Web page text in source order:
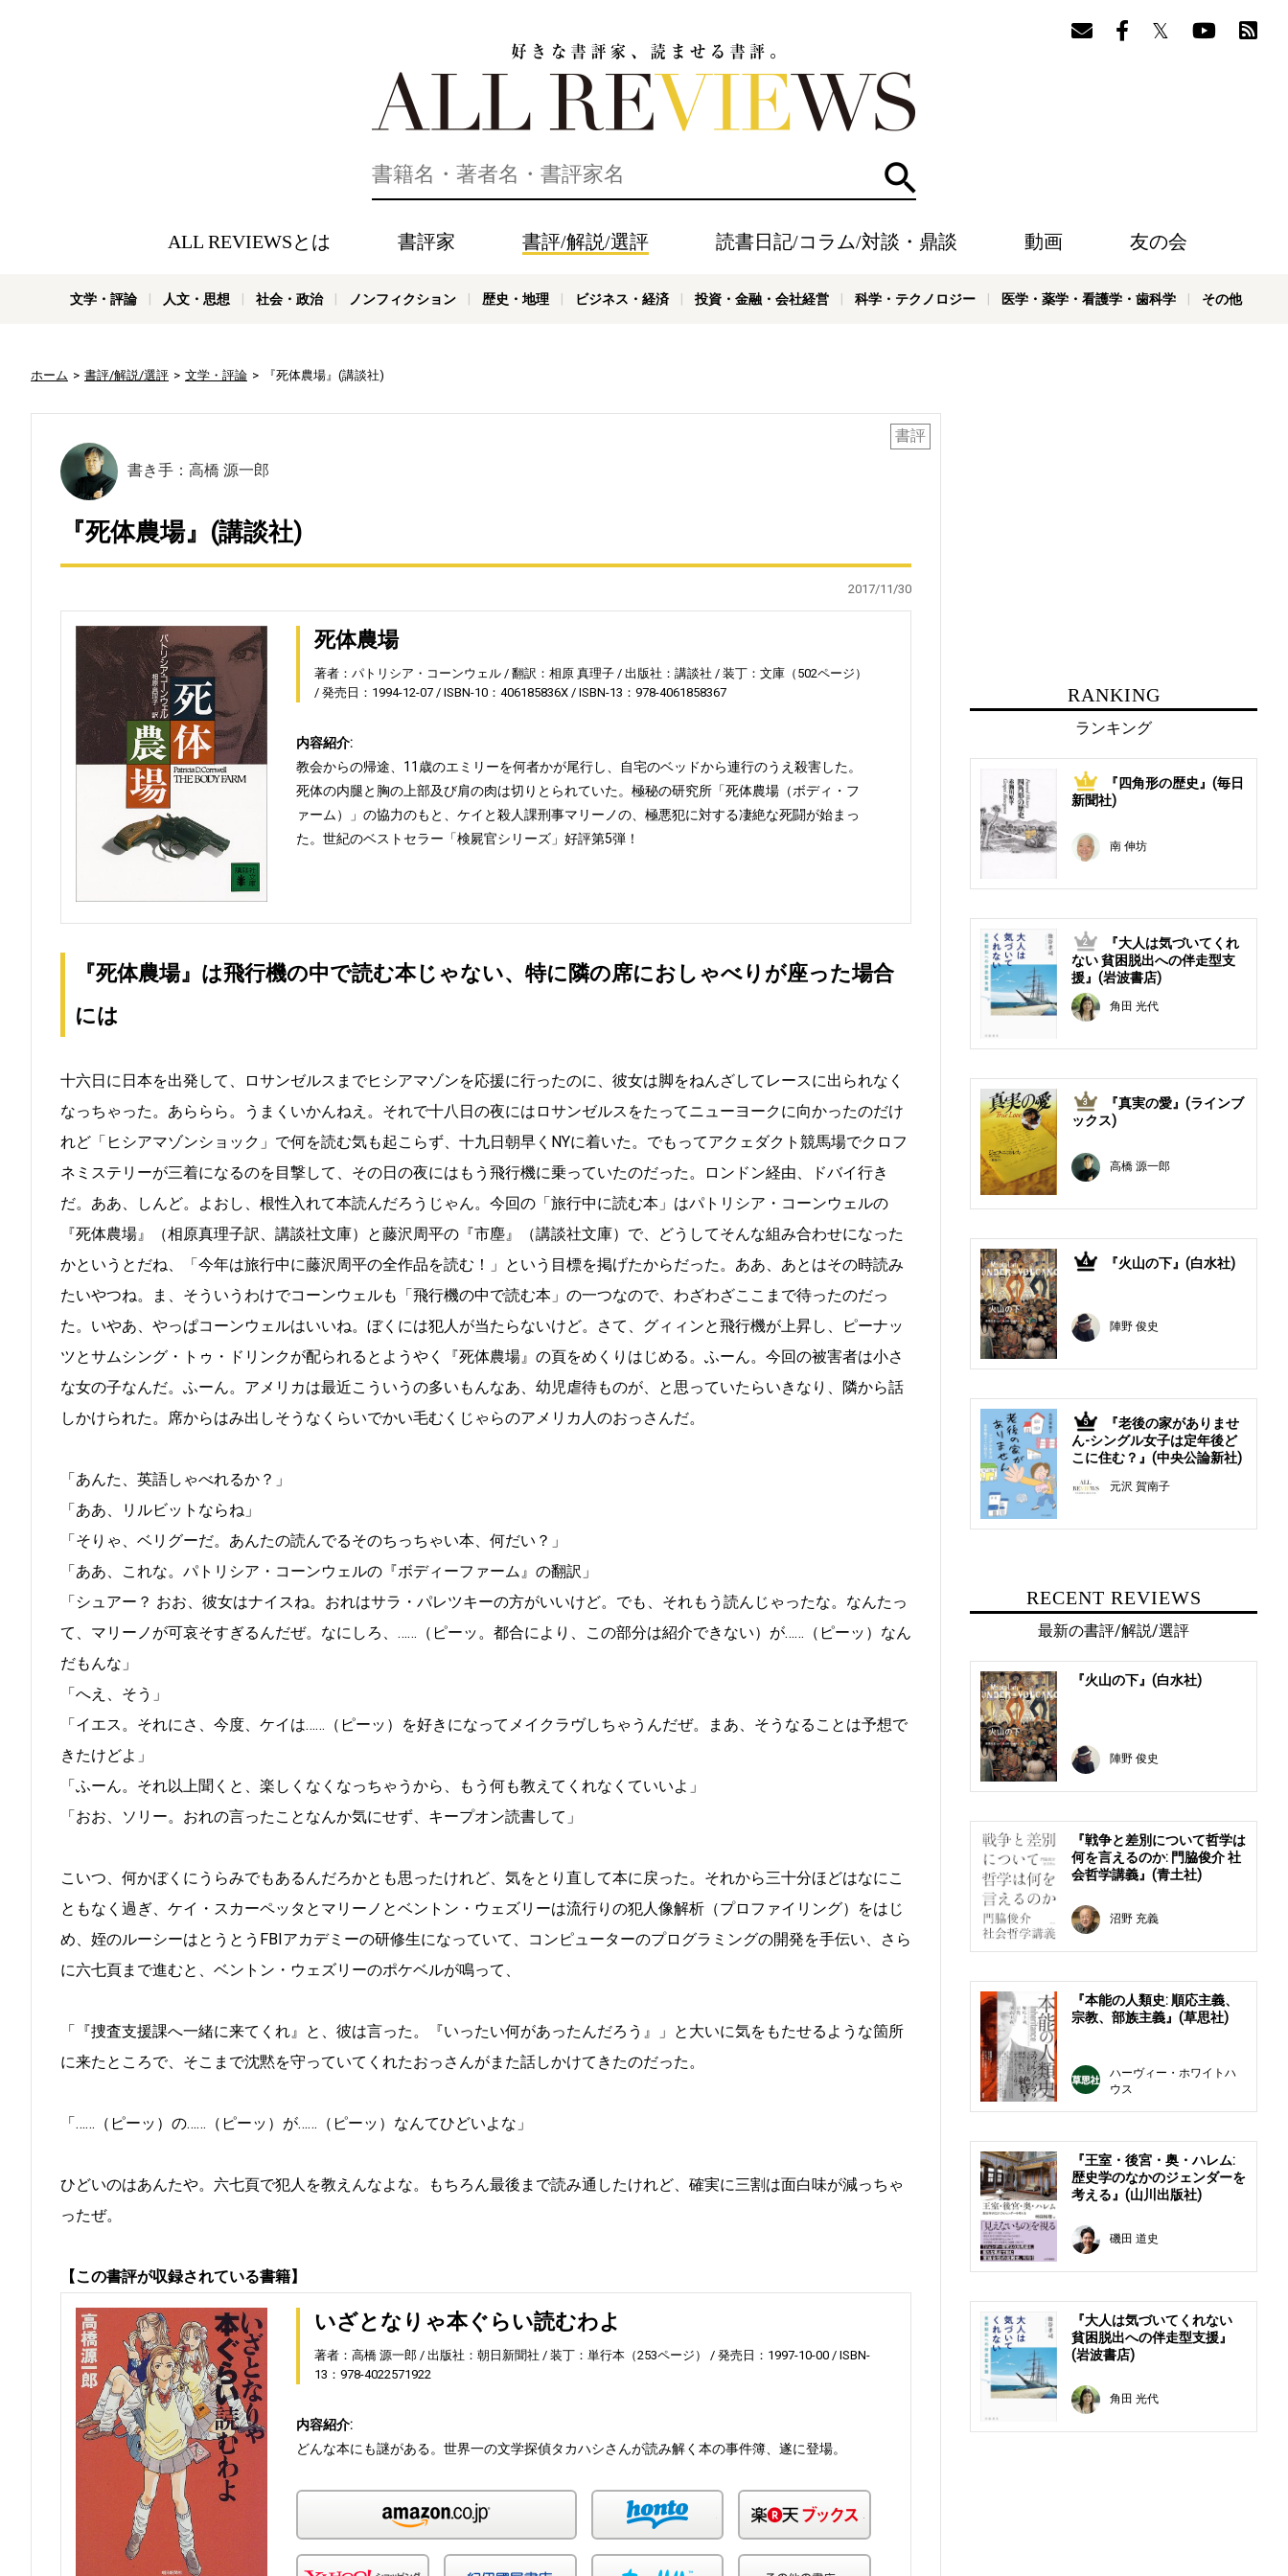
検索
ALL REVIEWSとは 書評家 書評/解説/選評 読書日記/コラム/対談・鼎談 動画 友の会
文学・評論 人文・思想 社会・政治 ノンフィクション 歴史・地理 ビジネス・経済 投資・金融・会社経営 科学・テクノロジー 医学・薬学・看護学・歯科学 その他
ホーム 書評/解説/選評 文学・評論 『死体農場』(講談社)
書評
書き手：高橋 源一郎
『死体農場』(講談社)
2017/11/30
死体農場
著者：パトリシア・コーンウェル 翻訳：相原 真理子 出版社：講談社
装丁：文庫（502ページ）
発売日：1994-12-07
ISBN-10：406185836X ISBN-13：978-4061858367
内容紹介:
教会からの帰途、11歳のエミリーを何者かが尾行し、自宅のベッドから連行のうえ殺害した。
死体の内腿と胸の上部及び肩の肉は切りとられていた。極秘の研究所「死体農場（ボディ・フ
ァーム）」の協力のもと、ケイと殺人課刑事マリーノの、極悪犯に対する凄絶な死闘が始まっ
た。世紀のベストセラー「検屍官シリーズ」好評第5弾！
『死体農場』は飛行機の中で読む本じゃない、特に隣の席におしゃべりが座った場合
には
十六日に日本を出発して、ロサンゼルスまでヒシアマゾンを応援に行ったのに、彼女は脚をねんざしてレースに出られなく
なっちゃった。あららら。うまくいかんねえ。それで十八日の夜にはロサンゼルスをたってニューヨークに向かったのだけ
れど「ヒシアマゾンショック」で何を読む気も起こらず、十九日朝早くNYに着いた。でもってアクェダクト競馬場でクロフ
ネミステリーが三着になるのを目撃して、その日の夜にはもう飛行機に乗っていたのだった。ロンドン経由、ドバイ行き
だ。ああ、しんど。よおし、根性入れて本読んだろうじゃん。今回の「旅行中に読む本」はパトリシア・コーンウェルの
『死体農場』（相原真理子訳、講談社文庫）と藤沢周平の『市塵』（講談社文庫）で、どうしてそんな組み合わせになった
かというとだね、「今年は旅行中に藤沢周平の全作品を読む！」という目標を掲げたからだった。ああ、あとはその時読み
たいやつね。ま、そういうわけでコーンウェルも「飛行機の中で読む本」の一つなので、わざわざここまで待ったのだっ
た。いやあ、やっぱコーンウェルはいいね。ぼくには犯人が当たらないけど。さて、グィィンと飛行機が上昇し、ピーナッ
ツとサムシング・トゥ・ドリンクが配られるとようやく『死体農場』の頁をめくりはじめる。ふーん。今回の被害者は小さ
な女の子なんだ。ふーん。アメリカは最近こういうの多いもんなあ、幼児虐待ものが、と思っていたらいきなり、隣から話
しかけられた。席からはみ出しそうなくらいでかい毛むくじゃらのアメリカ人のおっさんだ。
「あんた、英語しゃべれるか？」
「ああ、リルビットならね」
「そりゃ、ベリグーだ。あんたの読んでるそのちっちゃい本、何だい？」
「ああ、これな。パトリシア・コーンウェルの『ボディーファーム』の翻訳」
「シュアー？ おお、彼女はナイスね。おれはサラ・パレツキーの方がいいけど。でも、それもう読んじゃったな。なんたっ
て、マリーノが可哀そすぎるんだぜ。なにしろ、……（ピーッ。都合により、この部分は紹介できない）が……（ピーッ）なん
だもんな」
「へえ、そう」
「イエス。それにさ、今度、ケイは……（ピーッ）を好きになってメイクラヴしちゃうんだぜ。まあ、そうなることは予想で
きたけどよ」
「ふーん。それ以上聞くと、楽しくなくなっちゃうから、もう何も教えてくれなくていいよ」
「おお、ソリー。おれの言ったことなんか気にせず、キープオン読書して」
こいつ、何かぼくにうらみでもあるんだろかとも思ったけれど、気をとり直して本に戻った。それから三十分ほどはなにこ
ともなく過ぎ、ケイ・スカーペッタとマリーノとベントン・ウェズリーは流行りの犯人像解析（プロファイリング）をはじ
め、姪のルーシーはとうとうFBIアカデミーの研修生になっていて、コンピューターのプログラミングの開発を手伝い、さら
に六七頁まで進むと、ベントン・ウェズリーのポケベルが鳴って、
「『捜査支援課へ一緒に来てくれ』と、彼は言った。『いったい何があったんだろう』」と大いに気をもたせるような箇所
に来たところで、そこまで沈黙を守っていてくれたおっさんがまた話しかけてきたのだった。
「……（ピーッ）の……（ピーッ）が……（ピーッ）なんてひどいよな」
ひどいのはあんたや。六七頁で犯人を教えんなよな。もちろん最後まで読み通したけれど、確実に三割は面白味が減っちゃ
ったぜ。
【この書評が収録されている書籍】
いざとなりゃ本ぐらい読むわよ
著者：高橋 源一郎 出版社：朝日新聞社 装丁：単行本（253ページ） 発売日：1997-10-00
ISBN-
13：978-4022571922
内容紹介:
どんな本にも謎がある。世界一の文学探偵タカハシさんが読み解く本の事件簿、遂に登場。
honto
RANKING
ランキング
1
『四角形の歴史』(毎日
新聞社)
南 伸坊
2
『大人は気づいてくれ
ない 貧困脱出への伴走型支
援』(岩波書店)
角田 光代
3
『真実の愛』(ラインブ
ックス)
高橋 源一郎
4 『火山の下』(白水社)
陣野 俊史
5
『老後の家がありませ
ん-シングル女子は定年後ど
こに住む？』(中央公論新社)
元沢 賀南子
RECENT REVIEWS
最新の書評/解説/選評
『火山の下』(白水社)
陣野 俊史
『戦争と差別について哲学は
何を言えるのか: 門脇俊介 社
会哲学講義』(青土社)
沼野 充義
『本能の人類史: 順応主義、
宗教、部族主義』(草思社)
ハーヴィー・ホワイトハ
ウス
『王室・後宮・奥・ハレム:
歴史学のなかのジェンダーを
考える』(山川出版社)
磯田 道史
『大人は気づいてくれない
貧困脱出への伴走型支援』
(岩波書店)
角田 光代